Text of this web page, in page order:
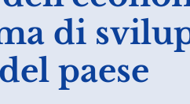
di
paese